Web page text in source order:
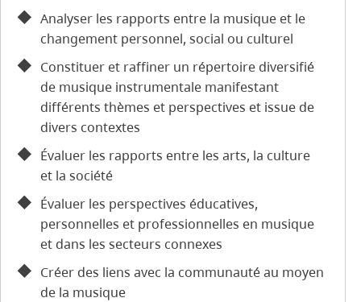
Analyser les rapports entre la musique et le
changement personnel, social ou culturel
Constituer et raffiner un répertoire diversifié
de musique instrumentale manifestant
différents thèmes et perspectives et issue de
divers contextes
Évaluer les rapports entre les arts, la culture
et la société
Évaluer les perspectives éducatives,
personnelles et professionnelles en musique
et dans les secteurs connexes
Créer des liens avec la communauté au moyen
de la musique